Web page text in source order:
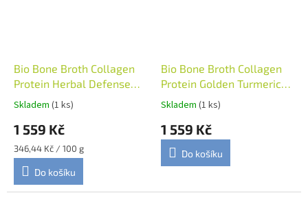
Bio Bone Broth Collagen
Protein Herbal Defense
450g, Planet Paleo
Skladem (1 ks)
1 559 Kč
Měrná
cena:
346,44 Kč / 100 g
Do košíku
Bio Bone Broth Collagen
Protein Golden Turmeric
450g, Planet Paleo
Skladem (1 ks)
1 559 Kč
Do košíku